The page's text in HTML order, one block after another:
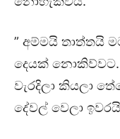
” අම්මයි තාත්තයි
දෙයක්
වැරදිලා කියලා
දේවල් වෙලා ඉවරයි